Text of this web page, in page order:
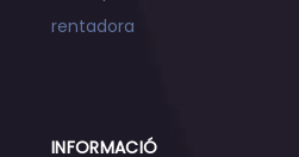
rentadora
INFORMACIÓ